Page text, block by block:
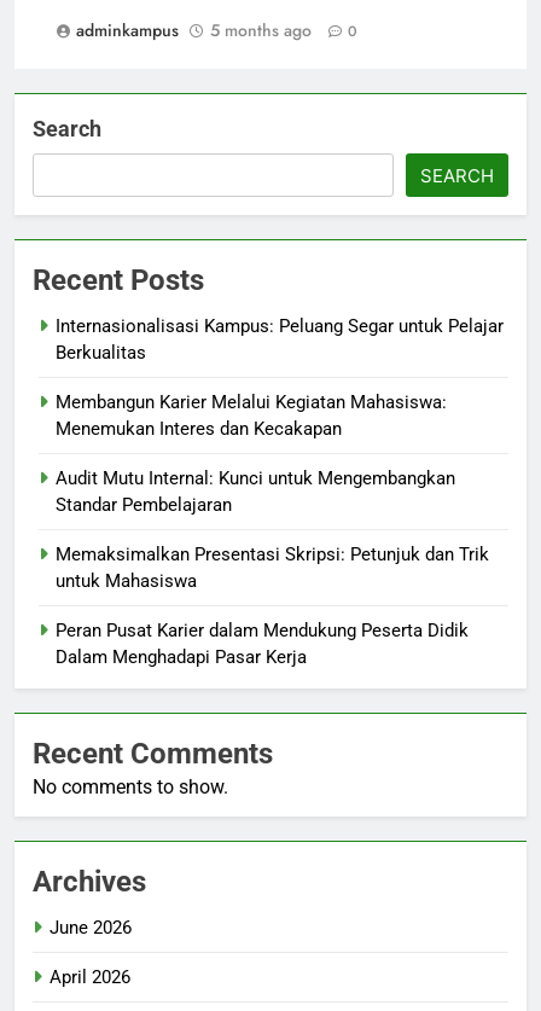
adminkampus
5 months ago 0
Search
SEARCH
Recent Posts
Internasionalisasi Kampus: Peluang Segar untuk Pelajar
Berkualitas
Membangun Karier Melalui Kegiatan Mahasiswa:
Menemukan Interes dan Kecakapan
Audit Mutu Internal: Kunci untuk Mengembangkan
Standar Pembelajaran
Memaksimalkan Presentasi Skripsi: Petunjuk dan Trik
untuk Mahasiswa
Peran Pusat Karier dalam Mendukung Peserta Didik
Dalam Menghadapi Pasar Kerja
Recent Comments
No comments to show.
Archives
June 2026
April 2026